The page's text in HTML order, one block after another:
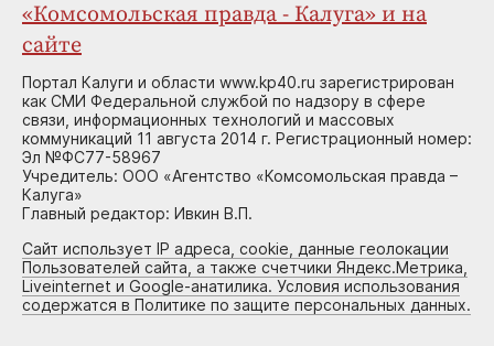
«Комсомольская правда - Калуга» и на
сайте
Портал Калуги и области www.kp40.ru зарегистрирован
как СМИ Федеральной службой по надзору в сфере
связи, информационных технологий и массовых
коммуникаций 11 августа 2014 г. Регистрационный номер:
Эл №ФС77-58967
Учредитель: ООО «Агентство «Комсомольская правда –
Калуга»
Главный редактор: Ивкин В.П.
Сайт использует IP адреса, cookie, данные геолокации
Пользователей сайта, а также счетчики Яндекс.Метрика,
Liveinternet и Google-анатилика. Условия использования
содержатся в Политике по защите персональных данных.